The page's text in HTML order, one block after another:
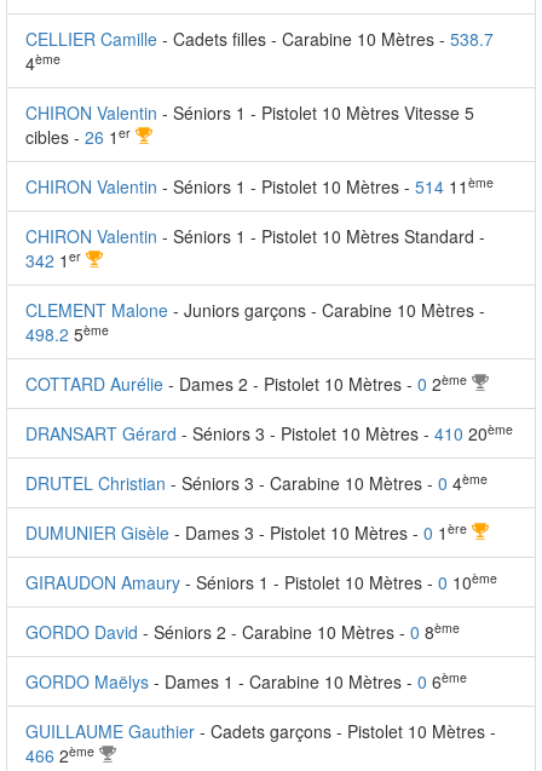
CELLIER Camille - Cadets filles - Carabine 10 Mètres - 538.7
4ème
CHIRON Valentin - Séniors 1 - Pistolet 10 Mètres Vitesse 5
cibles - 26 1 er
CHIRON Valentin - Séniors 1 - Pistolet 10 Mètres - 514 11 ème
CHIRON Valentin - Séniors 1 - Pistolet 10 Mètres Standard -
342 1 er
CLEMENT Malone - Juniors garçons - Carabine 10 Mètres -
498.2 5ème
COTTARD Aurélie - Dames 2 - Pistolet 10 Mètres - 0 2ème
DRANSART Gérard - Séniors 3 - Pistolet 10 Mètres - 410 20ème
DRUTEL Christian - Séniors 3 - Carabine 10 Mètres - 0 4ème
DUMUNIER Gisèle - Dames 3 - Pistolet 10 Mètres - 0 1 ère
GIRAUDON Amaury - Séniors 1 - Pistolet 10 Mètres - 0 10ème
GORDO David - Séniors 2 - Carabine 10 Mètres - 0 8ème
GORDO Maëlys - Dames 1 - Carabine 10 Mètres - 0 6ème
GUILLAUME Gauthier - Cadets garçons - Pistolet 10 Mètres -
466 2ème